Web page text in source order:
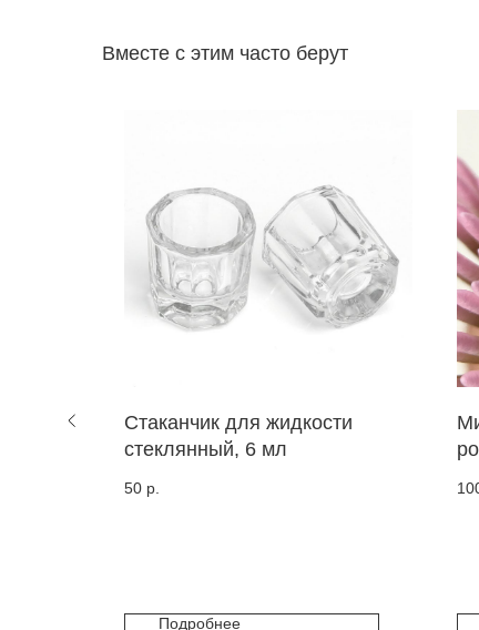
Вместе с этим часто берут
Стаканчик для жидкости
стеклянный, 6 мл
50 р.
Подробнее